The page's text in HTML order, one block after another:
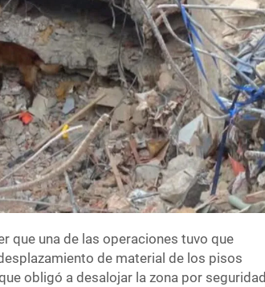
que una de las operaciones tuvo que
de material de los pisos
obligó a desalojar la zona por seguridad